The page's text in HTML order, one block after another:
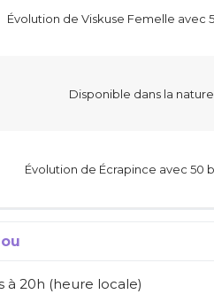
Évolution de Viskuse Femelle avec
Disponible dans la nature
Évolution de Écrapince avec 50
à 20h (heure locale)